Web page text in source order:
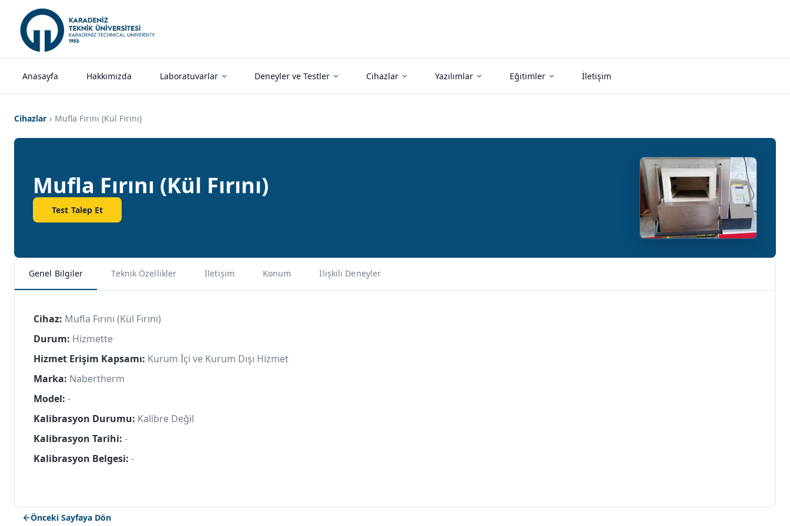
Anasayfa Hakkımızda Laboratuvarlar Deneyler ve Testler Cihazlar Yazılımlar Eğitimler İletişim
Cihazlar Mufla Fırını (Kül Fırını)
Mufla Fırını (Kül Fırını)
Test Talep Et
Genel Bilgiler Teknik Özellikler İletişim Konum İlişkili Deneyler
Cihaz: Mufla Fırını (Kül Fırını)
Durum: Hizmette
Hizmet Erişim Kapsamı: Kurum İçi ve Kurum Dışı Hizmet
Marka: Nabertherm
Model: -
Kalibrasyon Durumu: Kalibre Değil
Kalibrasyon Tarihi: -
Kalibrasyon Belgesi: -
Önceki Sayfaya Dön